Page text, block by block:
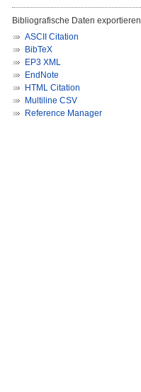
Bibliografische Daten exportieren
ASCII Citation
BibTeX
EP3 XML
EndNote
HTML Citation
Multiline CSV
Reference Manager